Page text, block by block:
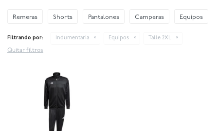
Remeras Shorts Pantalones Camperas Equipos
Filtrando por: Indumentaria Equipos Talle 2XL
Quitar filtros